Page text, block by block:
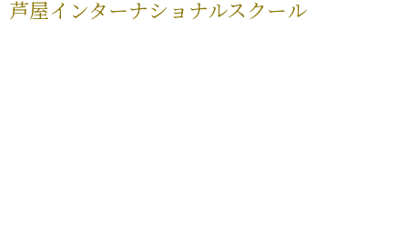
芦屋インターナショナルスクール